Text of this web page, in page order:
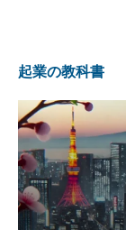
起業の教科書